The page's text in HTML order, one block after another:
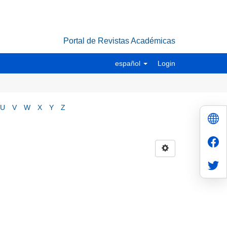
Portal de Revistas Académicas
español Login
U V W X Y Z